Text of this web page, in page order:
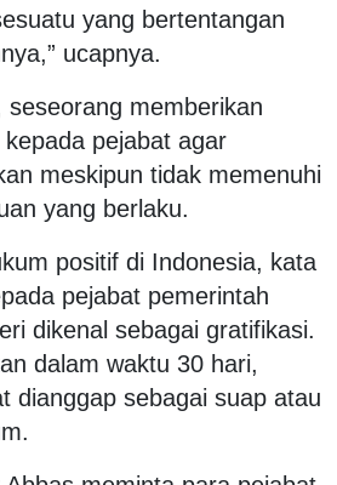
yang bertentangan
ucapnya.
memberikan
pejabat agar
meskipun tidak memenuhi
yang berlaku.
positif di Indonesia, kata
pejabat pemerintah
dikenal sebagai gratifikasi.
dalam waktu 30 hari,
dianggap sebagai suap atau